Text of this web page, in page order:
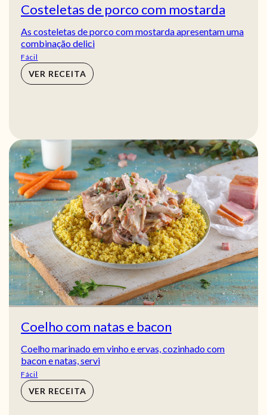
Costeletas de porco com mostarda
As costeletas de porco com mostarda apresentam uma
combinação delici
Fácil
VER RECEITA
Coelho com natas e bacon
Coelho marinado em vinho e ervas, cozinhado com
bacon e natas, servi
Fácil
VER RECEITA